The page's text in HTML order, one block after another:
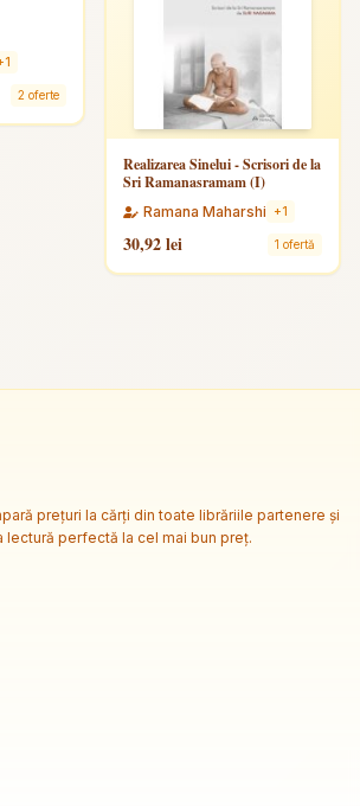
2 oferte
Realizarea Sinelui - Scrisori de la
Sri Ramanasramam (I)
Ramana Maharshi +1
30,92 lei 1 ofertă
prețuri la cărți din toate librăriile partenere și
perfectă la cel mai bun preț.